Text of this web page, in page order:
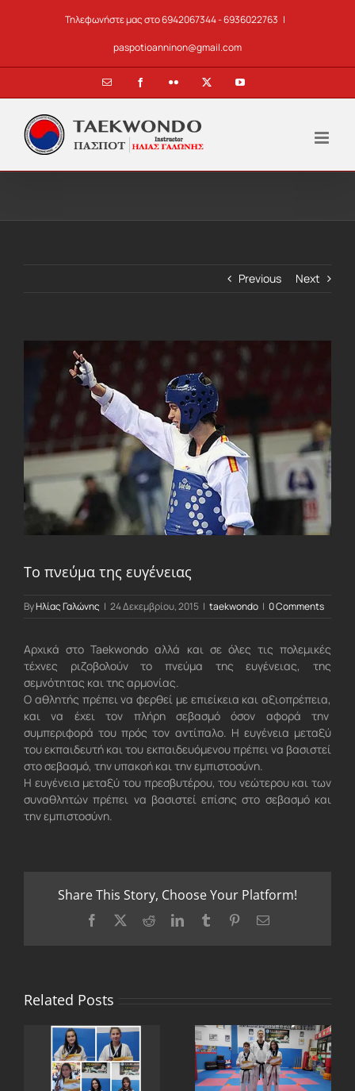
Τηλεφωνήστε μας στο 6942067344 - 6936022763 |
paspotioanninon@gmail.com
Email FacebookFlickr YouTube
Previous Next
Το πνεύμα της ευγένειας
ByΗλίας Γαλώνης | 24 Δεκεμβρίου, 2015 | taekwondo | 0 Comments
Αρχικά στο Taekwondo αλλά και σε όλες τις πολεμικές
τέχνες ριζοβολούν το πνεύμα της ευγένειας, της
σεμνότητας και της αρμονίας.
Ο αθλητής πρέπει να φερθεί με επιείκεια και αξιοπρέπεια,
και να έχει τον πλήρη σεβασμό όσον αφορά την
συμπεριφορά του πρός τον αντίπαλο. Η ευγένεια μεταξύ
του εκπαιδευτή και του εκπαιδευόμενου πρέπει να βασιστεί
στο σεβασμό, την υπακοή και την εμπιστοσύνη.
Η ευγένεια μεταξύ του πρεσβυτέρου, του νεώτερου και των
συναθλητών πρέπει να βασιστεί επίσης στο σεβασμό και
την εμπιστοσύνη.
Share This Story, Choose Your Platform!
Facebook RedditLinkedInTumblr PinterestEmail
Related Posts